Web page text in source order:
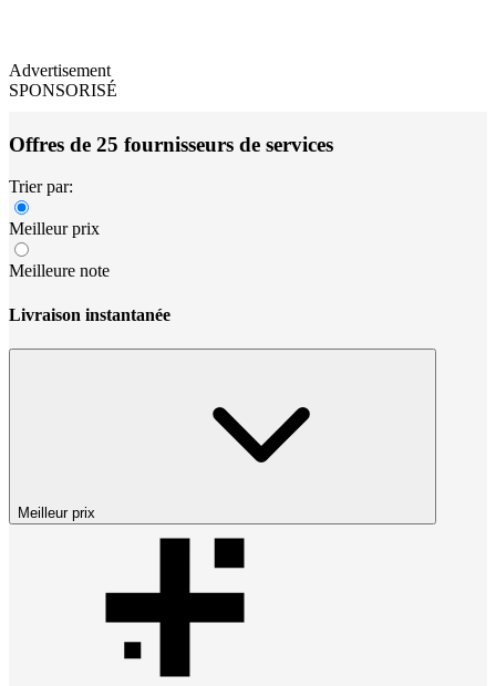
Advertisement
SPONSORISÉ
Offres de 25 fournisseurs de services
Trier par:
Meilleur prix
Meilleure note
Livraison instantanée
Meilleur prix